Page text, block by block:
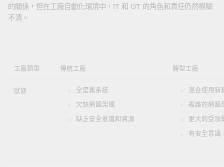
的關係，但在工廠自動化環境中，IT 和 OT 的角色和責任仍然模糊
不清。
工廠類型 傳統工廠 轉型工廠
狀態 全是舊系統
欠缺網路架構
缺乏安全意識和資源
混合使用新
複雜的網路
更大的受攻
有安全意識